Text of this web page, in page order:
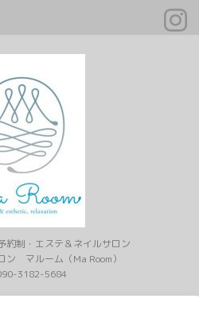
約制・エステ＆ネイルサロン
ン マルーム（Ma Room）
3182-5684